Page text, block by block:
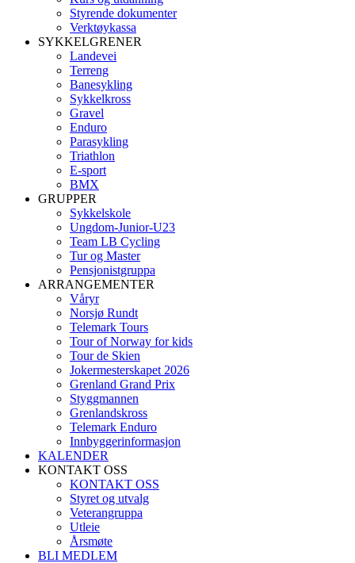
Styrende dokumenter
Verktøykassa
SYKKELGRENER
Landevei
Terreng
Banesykling
Sykkelkross
Gravel
Enduro
Parasykling
Triathlon
E-sport
BMX
GRUPPER
Sykkelskole
Ungdom-Junior-U23
Team LB Cycling
Tur og Master
Pensjonistgruppa
ARRANGEMENTER
Våryr
Norsjø Rundt
Telemark Tours
Tour of Norway for kids
Tour de Skien
Jokermesterskapet 2026
Grenland Grand Prix
Styggmannen
Grenlandskross
Telemark Enduro
Innbyggerinformasjon
KALENDER
KONTAKT OSS
KONTAKT OSS
Styret og utvalg
Veterangruppa
Utleie
Årsmøte
BLI MEDLEM